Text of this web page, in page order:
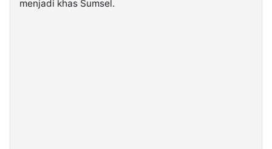
menjadi khas Sumsel.